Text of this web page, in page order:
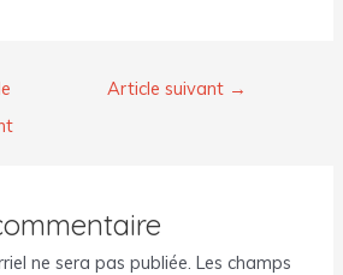
Article suivant →
ne sera pas publiée. Les champs